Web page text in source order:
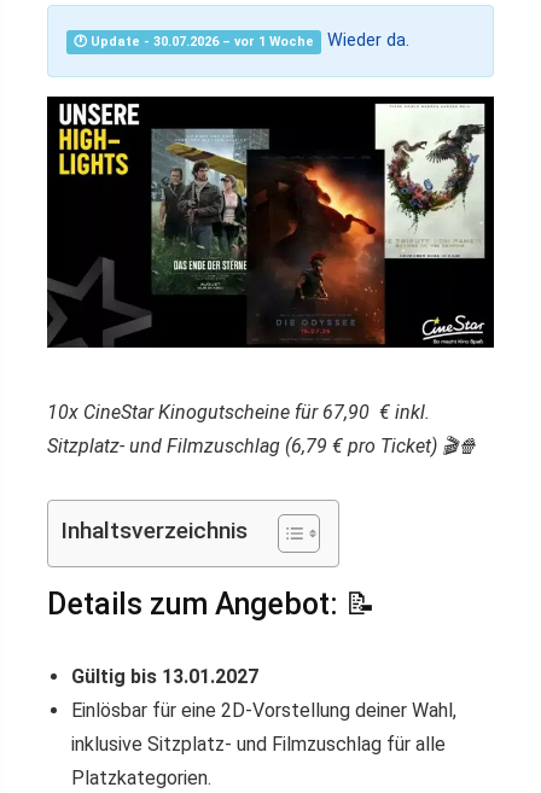
🕐 Update - 30.07.2026 – vor 1 Woche Wieder da.
10x CineStar Kinogutscheine für 67,90 € inkl.
Sitzplatz- und Filmzuschlag (6,79 € pro Ticket) 🎬🍿
Inhaltsverzeichnis
Details zum Angebot: 📝
Gültig bis 13.01.2027
Einlösbar für eine 2D-Vorstellung deiner Wahl,
inklusive Sitzplatz- und Filmzuschlag für alle
Platzkategorien.